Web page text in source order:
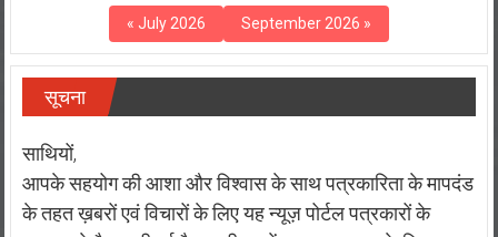
« July 2026 September 2026 »
सूचना
साथियों,
आपके सहयोग की आशा और विश्वास के साथ पत्रकारिता के मापदंड
के तहत ख़बरों एवं विचारों के लिए यह न्यूज़ पोर्टल पत्रकारों के